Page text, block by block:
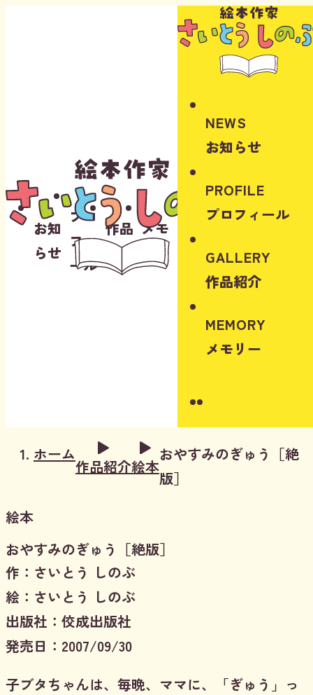
お知
らせ
プロ
フィ
ール
作品
紹介
メモ
リー
NEWS
お知らせ
PROFILE
プロフィール
GALLERY
作品紹介
MEMORY
メモリー
ホーム
作品紹介絵本
おやすみのぎゅう［絶
版］
絵本
おやすみのぎゅう［絶版］
作：さいとう しのぶ
絵：さいとう しのぶ
出版社：佼成出版社
発売日：2007/09/30
子ブタちゃんは、毎晩、ママに、「ぎゅう」っ